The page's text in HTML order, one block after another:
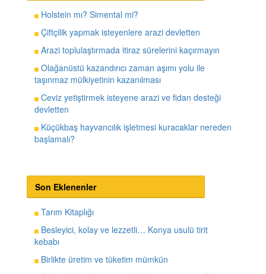
Holstein mı? Simental mi?
Çiftçilik yapmak isteyenlere arazi devletten
Arazi toplulaştırmada itiraz sürelerini kaçırmayın
Olağanüstü kazandırıcı zaman aşımı yolu ile
taşınmaz mülkiyetinin kazanılması
Ceviz yetiştirmek isteyene arazi ve fidan desteği
devletten
Küçükbaş hayvancılık işletmesi kuracaklar nereden
başlamalı?
Son Eklenenler
Tarım Kitaplığı
Besleyici, kolay ve lezzetli… Konya usulü tirit
kebabı
Birlikte üretim ve tüketim mümkün